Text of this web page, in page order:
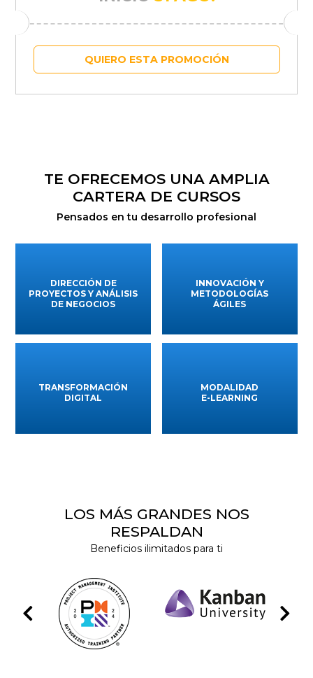
QUIERO ESTA PROMOCIÓN
TE OFRECEMOS UNA AMPLIA
CARTERA DE CURSOS
Pensados en tu desarrollo profesional
DIRECCIÓN DE
PROYECTOS Y ANÁLISIS
DE NEGOCIOS
INNOVACIÓN Y
METODOLOGÍAS
ÁGILES
TRANSFORMACIÓN
DIGITAL
MODALIDAD
E-LEARNING
LOS MÁS GRANDES NOS
RESPALDAN
Beneficios ilimitados para ti